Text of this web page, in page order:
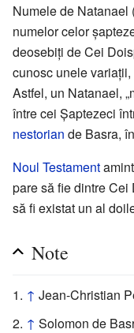
Numele de
numelor celor
deosebiți de Cei
cunosc unele
Astfel, un Natanael,
între cei Șaptezeci
nestorian de Basra,
Noul Testament
pare să fie dintre
să fi existat un al
Note
↑ Jean-Christian
↑ Solomon de